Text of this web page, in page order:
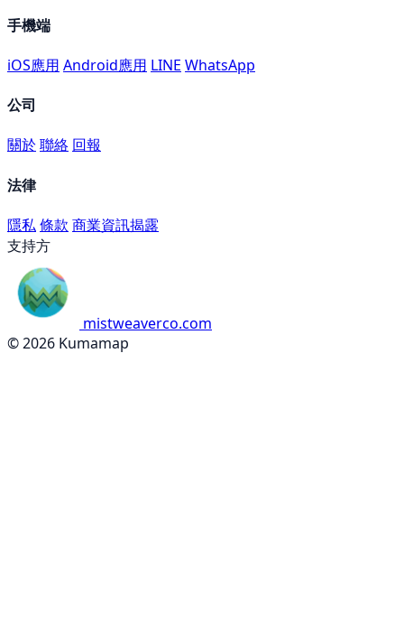
手機端
iOS應用 Android應用 LINE WhatsApp
公司
關於聯絡 回報
法律
隱私條款 商業資訊揭露
支持方
mistweaverco.com
© 2026 Kumamap